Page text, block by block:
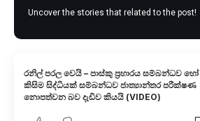
Uncover the stories that related to the post!
රනිල් පරල වෙයි – පාස්කු ප්‍රහාරය සම්බන්ධව හෝ
කිසිම සිද්ධියක් සම්බන්ධව ජාත්‍යාන්තර පරීක්ෂණ
නොපත්වන බව දැඩිව කියයි (VIDEO)